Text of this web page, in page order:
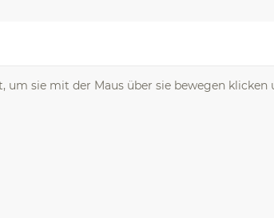
um sie mit der Maus über sie bewegen